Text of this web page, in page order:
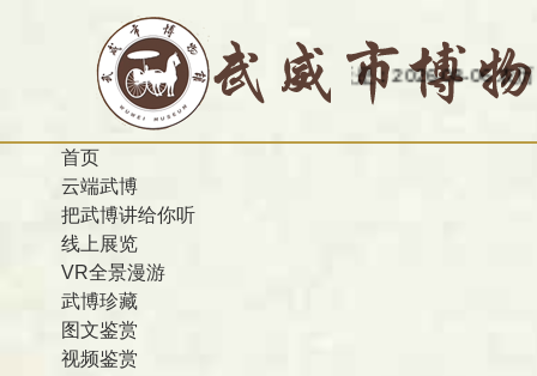
今天是：2026-08-06 农历 丙午 星期
首页
云端武博
把武博讲给你听
线上展览
VR全景漫游
武博珍藏
图文鉴赏
视频鉴赏